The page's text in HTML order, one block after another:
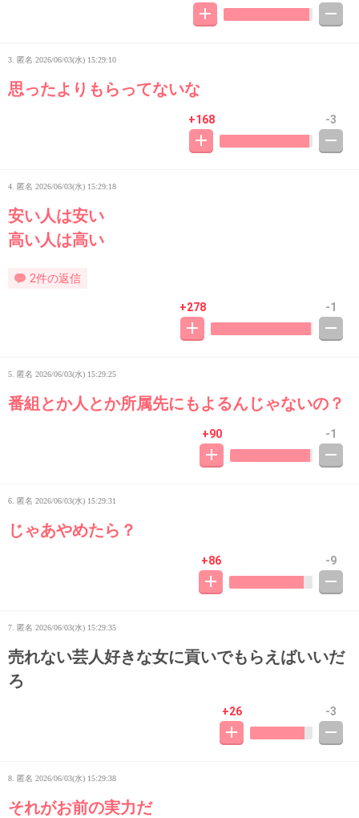
3. 匿名 2026/06/03(水) 15:29:10
思ったよりもらってないな
+168 -3
4. 匿名 2026/06/03(水) 15:29:18
安い人は安い
高い人は高い
2件の返信
+278 -1
5. 匿名 2026/06/03(水) 15:29:25
番組とか人とか所属先にもよるんじゃないの？
+90 -1
6. 匿名 2026/06/03(水) 15:29:31
じゃあやめたら？
+86 -9
7. 匿名 2026/06/03(水) 15:29:35
売れない芸人好きな女に貢いでもらえばいいだ
ろ
+26 -3
8. 匿名 2026/06/03(水) 15:29:38
それがお前の実力だ